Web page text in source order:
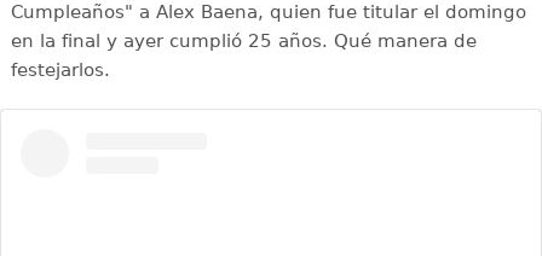
Cumpleaños" a Alex Baena, quien fue titular el domingo
en la final y ayer cumplió 25 años. Qué manera de
festejarlos.